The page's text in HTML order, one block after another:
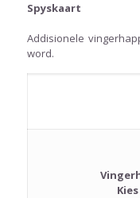
Spyskaart
Addisionele
word.